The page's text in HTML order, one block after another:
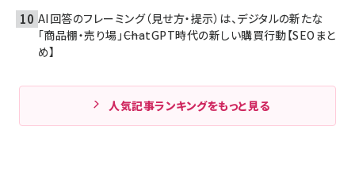
AI回答のフレーミング（見せ方・提示）は、デジタルの新たな
「商品棚・売り場」――ChatGPT時代の新しい購買行動【SEOまと
め】
人気記事ランキングをもっと見る